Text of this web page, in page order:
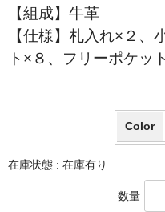
【組成】牛革
【仕様】札入れ×２、
ト×８、フリーポケッ
Color
在庫状態 : 在庫有り
数量